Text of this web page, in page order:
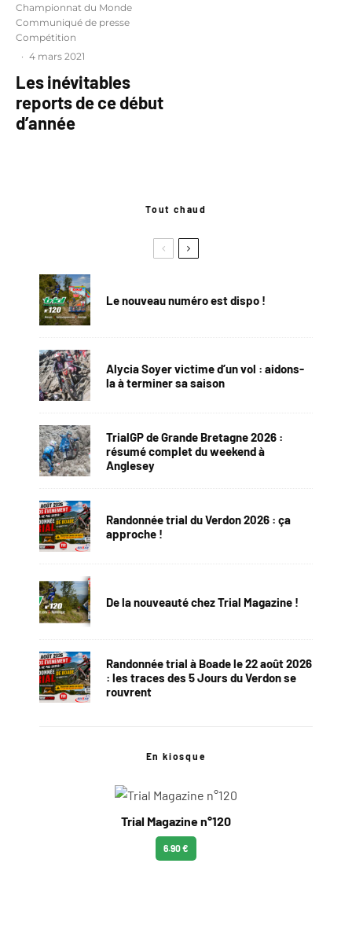
Championnat du Monde
Communiqué de presse
Compétition
· 4 mars 2021
Les inévitables
reports de ce début
d’année
Tout chaud
Le nouveau numéro est dispo !
Alycia Soyer victime d’un vol : aidons-
la à terminer sa saison
TrialGP de Grande Bretagne 2026 :
résumé complet du weekend à
Anglesey
Randonnée trial du Verdon 2026 : ça
approche !
De la nouveauté chez Trial Magazine !
Randonnée trial à Boade le 22 août 2026
: les traces des 5 Jours du Verdon se
rouvrent
En kiosque
Trial Magazine n°120
6.90 €